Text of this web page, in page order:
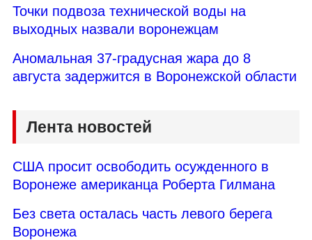
Точки подвоза технической воды на
выходных назвали воронежцам
Аномальная 37-градусная жара до 8
августа задержится в Воронежской области
Лента новостей
США просит освободить осужденного в
Воронеже американца Роберта Гилмана
Без света осталась часть левого берега
Воронежа